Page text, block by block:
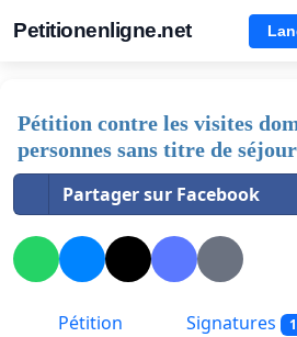
Petitionenligne.net
Pétition contre les visites
personnes sans titre de séjour
Partager sur Facebook
Pétition Signatures